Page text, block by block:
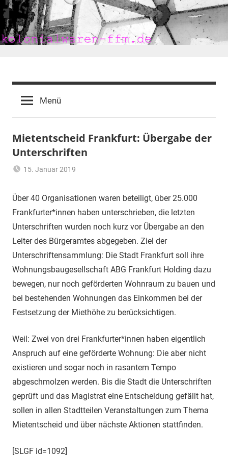
Zum
Inhalt
springen
kolonialwaren-
ffm.de
Menü
Mietentscheid Frankfurt: Übergabe der
Unterschriften
15. Januar 2019
Über 40 Organisationen waren beteiligt, über 25.000
Frankfurter*innen haben unterschrieben, die letzten
Unterschriften wurden noch kurz vor Übergabe an den
Leiter des Bürgeramtes abgegeben. Ziel der
Unterschriftensammlung: Die Stadt Frankfurt soll ihre
Wohnungsbaugesellschaft ABG Frankfurt Holding dazu
bewegen, nur noch geförderten Wohnraum zu bauen und
bei bestehenden Wohnungen das Einkommen bei der
Festsetzung der Miethöhe zu berücksichtigen.
Weil: Zwei von drei Frankfurter*innen haben eigentlich
Anspruch auf eine geförderte Wohnung: Die aber nicht
existieren und sogar noch in rasantem Tempo
abgeschmolzen werden. Bis die Stadt die Unterschriften
geprüft und das Magistrat eine Entscheidung gefällt hat,
sollen in allen Stadtteilen Veranstaltungen zum Thema
Mietentscheid und über nächste Aktionen stattfinden.
[SLGF id=1092]